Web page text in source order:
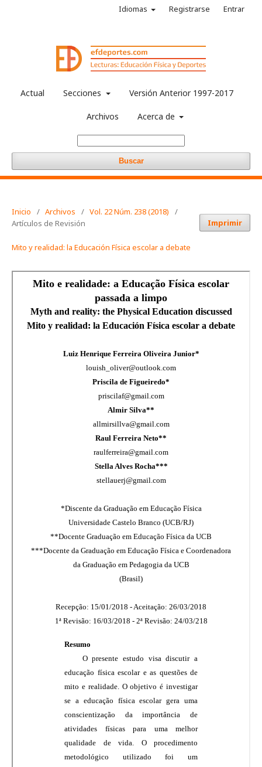
Actual Secciones Versión Anterior 1997-2017
Archivos Acerca de
Buscar
Idiomas Registrarse Entrar
Inicio / Archivos / Vol. 22 Núm. 238 (2018)
/
Artículos de Revisión
Imprimir
Mito y realidad: la Educación Física escolar a debate